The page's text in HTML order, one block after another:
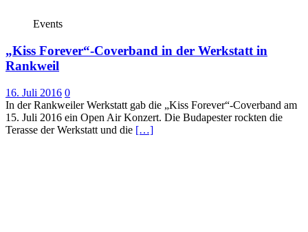
Events
„Kiss Forever“-Coverband in der Werkstatt in
Rankweil
16. Juli 2016 0
In der Rankweiler Werkstatt gab die „Kiss Forever“-Coverband am
15. Juli 2016 ein Open Air Konzert. Die Budapester rockten die
Terasse der Werkstatt und die […]